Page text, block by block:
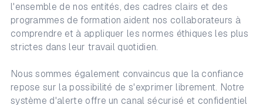
l'ensemble de nos entités, des cadres clairs et des
programmes de formation aident nos collaborateurs à
comprendre et à appliquer les normes éthiques les plus
strictes dans leur travail quotidien.
Nous sommes également convaincus que la confiance
repose sur la possibilité de s'exprimer librement. Notre
système d'alerte offre un canal sécurisé et confidentiel